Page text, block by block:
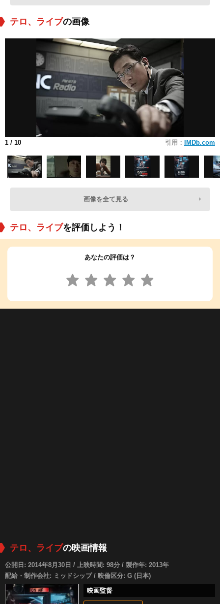
テロ、ライブの画像
1 / 10 引用： IMDb.com
画像を全て見る
テロ、ライブを評価しよう！
あなたの評価は？
テロ、ライブの映画情報
公開日: 2014年8月30日 / 上映時間: 98分 / 製作年: 2013年
配給・制作会社: ミッドシップ / 映倫区分: G (日本)
映画監督